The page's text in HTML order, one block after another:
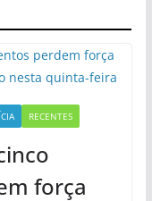
RECENTES
força